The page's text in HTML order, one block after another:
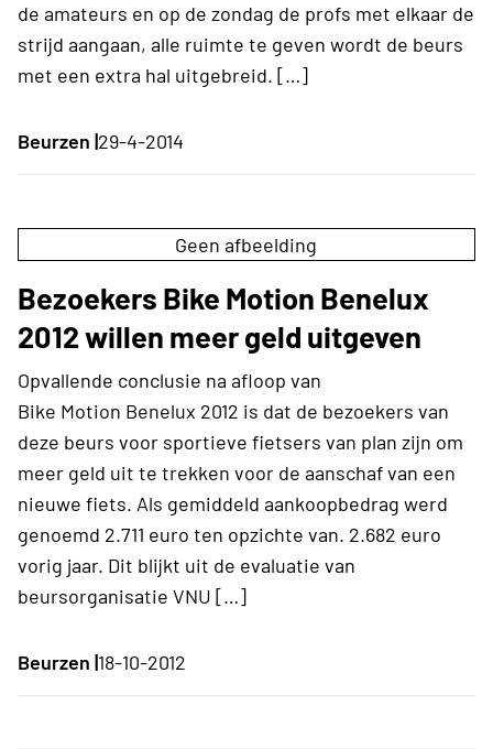
de amateurs en op de zondag de profs met elkaar de
strijd aangaan, alle ruimte te geven wordt de beurs
met een extra hal uitgebreid. […]
Beurzen |29-4-2014
Geen afbeelding
Bezoekers Bike Motion Benelux
2012 willen meer geld uitgeven
Opvallende conclusie na afloop van
Bike Motion Benelux 2012 is dat de bezoekers van
deze beurs voor sportieve fietsers van plan zijn om
meer geld uit te trekken voor de aanschaf van een
nieuwe fiets. Als gemiddeld aankoopbedrag werd
genoemd 2.711 euro ten opzichte van. 2.682 euro
vorig jaar. Dit blijkt uit de evaluatie van
beursorganisatie VNU […]
Beurzen |18-10-2012